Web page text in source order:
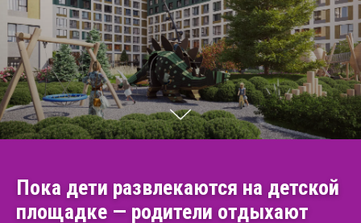
Пока дети развлекаются на детской
площадке — родители отдыхают